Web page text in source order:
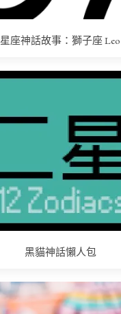
星座神話故事：獅子座 Leo
黑貓神話懶人包